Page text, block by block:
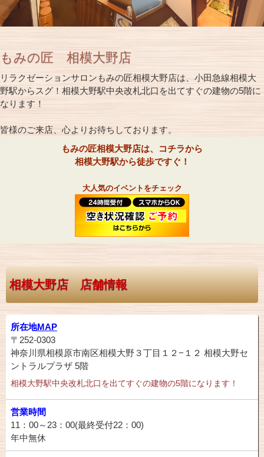
もみの匠 相模大野店
リラクゼーションサロンもみの匠相模大野店は、小田急線相模大
野駅からスグ！相模大野駅中央改札北口を出てすぐの建物の5階に
なります！
皆様のご来店、心よりお待ちしております。
もみの匠相模大野店は、コチラから
相模大野駅から徒歩ですぐ！
大人気のイベントをチェック
相模大野店 店舗情報
所在地MAP
〒252-0303
神奈川県相模原市南区相模大野３丁目１２−１２ 相模大野セ
ントラルプラザ 5階
相模大野駅中央改札北口を出てすぐの建物の5階になります！
営業時間
11：00～23：00(最終受付22：00)
年中無休